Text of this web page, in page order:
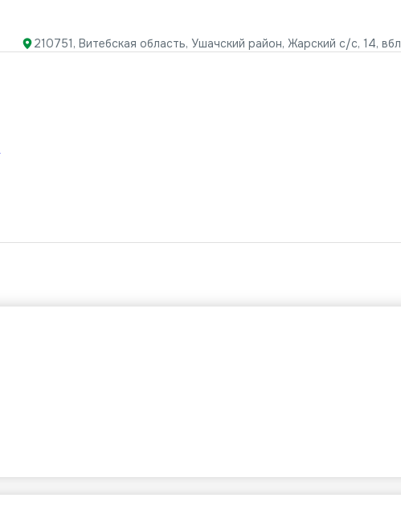
210751, Витебская область, Ушачский район, Жарский с/с, 14,